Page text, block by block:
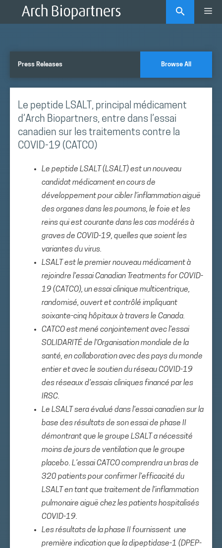
Press Releases Browse All
Le peptide LSALT, principal médicament
d’Arch Biopartners, entre dans l’essai
canadien sur les traitements contre la
COVID-19 (CATCO)
Le peptide LSALT (LSALT) est un nouveau
candidat médicament en cours de
développement pour cibler l’inflammation aiguë
des organes dans les poumons, le foie et les
reins qui est courante dans les cas modérés à
graves de COVID-19, quelles que soient les
variantes du virus.
LSALT est le premier nouveau médicament à
rejoindre l’essai Canadian Treatments for COVID-
19 (CATCO), un essai clinique multicentrique,
randomisé, ouvert et contrôlé impliquant
soixante-cinq hôpitaux à travers le Canada.
CATCO est mené conjointement avec l’essai
SOLIDARITÉ de l’Organisation mondiale de la
santé, en collaboration avec des pays du monde
entier et avec le soutien du réseau COVID-19
des réseaux d’essais cliniques financé par les
IRSC.
Le LSALT sera évalué dans l’essai canadien sur la
base des résultats de son essai de phase II
démontrant que le groupe LSALT a nécessité
moins de jours de ventilation que le groupe
placebo. L’essai CATCO comprendra un bras de
320 patients pour confirmer l’efficacité du
LSALT en tant que traitement de l’inflammation
pulmonaire aiguë chez les patients hospitalisés
COVID-19.
Les résultats de la phase II fournissent une
première indication que la dipeptidase-1 (DPEP-